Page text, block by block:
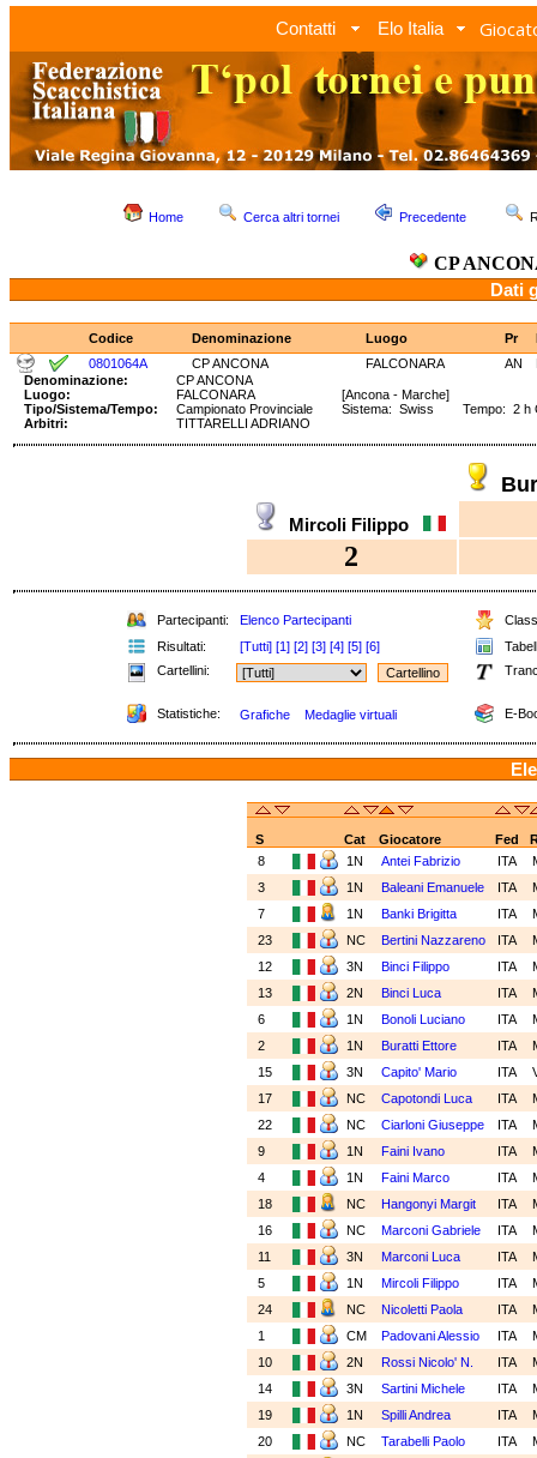
Contatti Elo Italia
Home Cerca altri tornei Precedente
CP
Dati
Codice Denominazione Luogo Pr
0801064A
CP ANCONA FALCONARA AN
Denominazione:
CP ANCONA
Luogo:
FALCONARA
[Ancona - Marche]
Tipo/Sistema/Tempo:
Campionato Provinciale Sistema: Swiss Tempo: 2 h
Arbitri:
TITTARELLI ADRIANO
Mircoli Filippo
2
Partecipanti: Elenco Partecipanti
Risultati:
[Tutti] [1] [2] [3] [4] [5] [6]
Cartellini:
Statistiche: Grafiche Medaglie virtuali E-
S Cat Giocatore Fed
8
1N Antei Fabrizio ITA
3
1N Baleani Emanuele ITA
7
1N Banki Brigitta ITA
23
NC Bertini Nazzareno ITA
12
3N Binci Filippo ITA
13
2N Binci Luca ITA
6
1N Bonoli Luciano ITA
2
1N Buratti Ettore ITA
15
3N Capito' Mario ITA
17
NC Capotondi Luca ITA
22
NC Ciarloni Giuseppe ITA
9
1N Faini Ivano ITA
4
1N Faini Marco ITA
18
NC Hangonyi Margit ITA
16
NC Marconi Gabriele ITA
11
3N Marconi Luca ITA
5
1N Mircoli Filippo ITA
24
NC Nicoletti Paola ITA
1
CM Padovani Alessio ITA
10
2N Rossi Nicolo' N. ITA
14
3N Sartini Michele ITA
19
1N Spilli Andrea ITA
20
NC Tarabelli Paolo ITA